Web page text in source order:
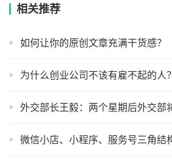
相关推荐
如何让你的原创文章充满干货感？
为什么创业公司不该有雇不起的人？